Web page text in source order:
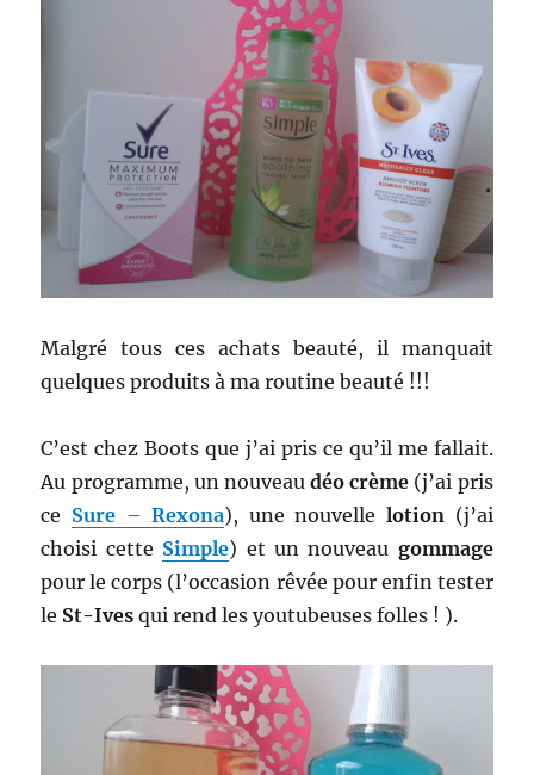
Malgré tous ces achats beauté, il manquait
quelques produits à ma routine beauté !!!
C’est chez Boots que j’ai pris ce qu’il me fallait.
Au programme, un nouveaudéo crème (j’ai pris
ce Sure – Rexona), une nouvelle lotion(j’ai
choisi cette Simple) et un nouveau gommage
pour le corps (l’occasion rêvée pour enfin tester
le St-Ives qui rend les youtubeuses folles ! ).